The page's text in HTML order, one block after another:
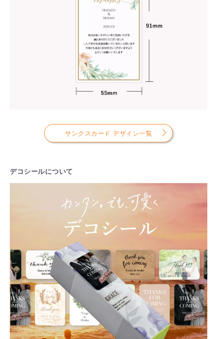
サンクスカード デザイン一覧
デコシールについて